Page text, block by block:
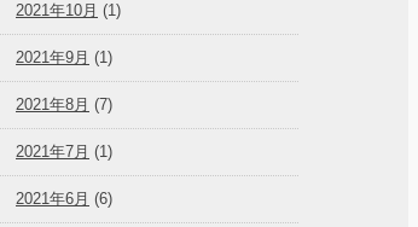
2021年10月 (1)
2021年9月 (1)
2021年8月 (7)
2021年7月 (1)
2021年6月 (6)